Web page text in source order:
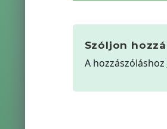
Szóljon hozzá
A hozzászóláshoz